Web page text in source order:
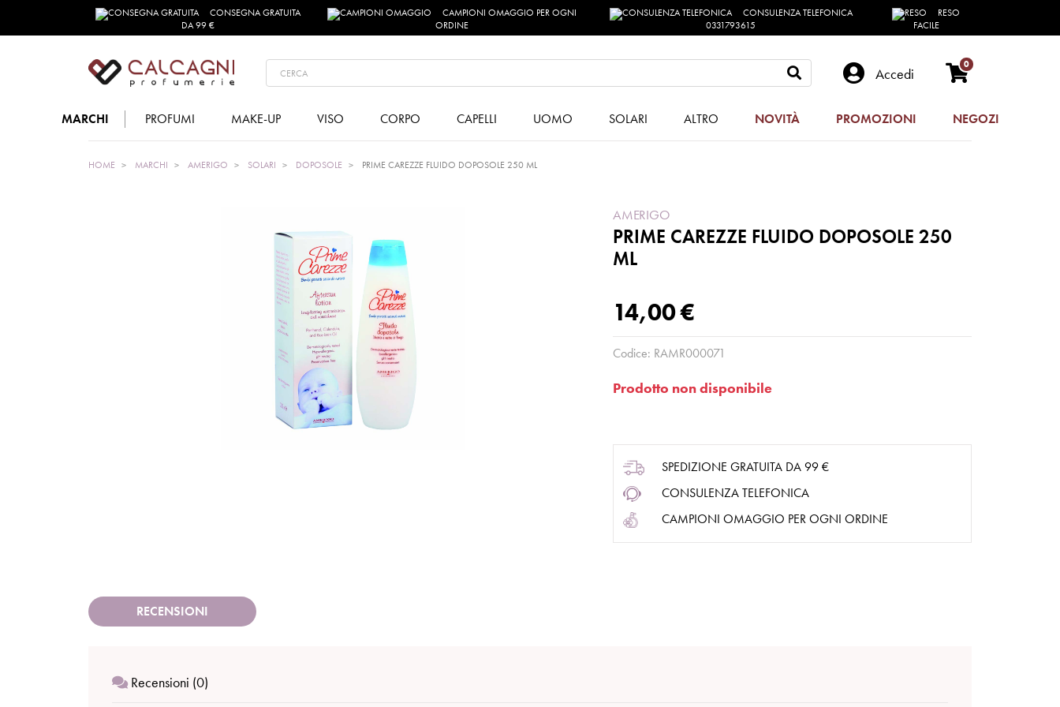
CONSEGNA GRATUITA
DA 99 €
CAMPIONI OMAGGIO PER OGNI
ORDINE
CONSULENZA TELEFONICA
0331793615
RESO
FACILE
Accedi
0
MARCHI PROFUMI MAKE-UP VISO CORPO CAPELLI UOMO SOLARI ALTRO NOVITÀ PROMOZIONI NEGOZI
HOME MARCHI AMERIGO SOLARI DOPOSOLE PRIME CAREZZE FLUIDO DOPOSOLE 250 ML
AMERIGO
PRIME CAREZZE FLUIDO DOPOSOLE 250
ML
14,00 €
Codice: RAMR000071
Prodotto non disponibile
SPEDIZIONE GRATUITA DA 99 €
CONSULENZA TELEFONICA
CAMPIONI OMAGGIO PER OGNI ORDINE
RECENSIONI
Recensioni (0)